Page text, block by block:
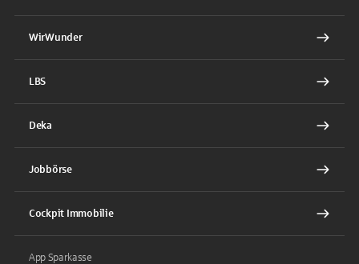
WirWunder
LBS
Deka
Jobbörse
Cockpit Immobilie
App Sparkasse